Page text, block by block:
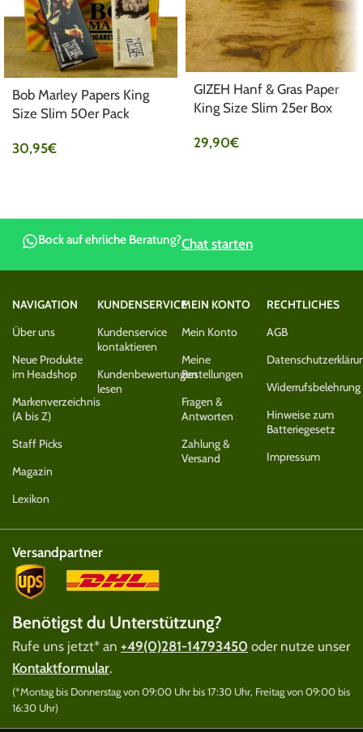
Bob Marley Papers King
Size Slim 50er Pack
30,95€
GIZEH Hanf & Gras Paper
King Size Slim 25er Box
29,90€
Bock auf ehrliche Beratung?Chat starten
NAVIGATION
Über uns
Neue Produkte
im Headshop
Markenverzeichnis
(A bis Z)
Staff Picks
Magazin
Lexikon
KUNDENSERVICE
Kundenservice
kontaktieren
Kundenbewertungen
lesen
MEIN KONTO
Mein Konto
Meine
Bestellungen
Fragen &
Antworten
Zahlung &
Versand
RECHTLICHES
AGB
Widerrufsbelehrung
Hinweise zum
Batteriegesetz
Impressum
Versandpartner
Benötigst du Unterstützung?
Rufe uns jetzt* an +49(0)281-14793450 oder nutze unser
Kontaktformular.
(*Montag bis Donnerstag von 09:00 Uhr bis 17:30 Uhr, Freitag von 09:00 bis
16:30 Uhr)